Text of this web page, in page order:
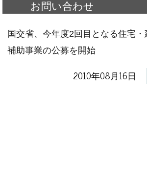
お問い合わせ
国交省、今年度2回目となる住宅
補助事業の公募を開始
2010年08月16日